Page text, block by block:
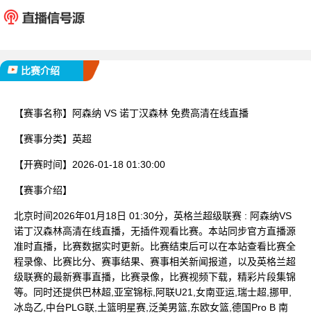
比赛介绍
【赛事名称】 阿森纳 VS 诺丁汉森林 免费高清在线直播
【赛事分类】 英超
【开赛时间】 2026-01-18 01:30:00
【赛事介绍】
北京时间2026年01月18日 01:30分，英格兰超级联赛 : 阿森纳VS
诺丁汉森林高清在线直播，无插件观看比赛。本站同步官方直播源
准时直播，比赛数据实时更新。比赛结束后可以在本站查看比赛全
程录像、比赛比分、赛事结果、赛事相关新闻报道，以及英格兰超
级联赛的最新赛事直播，比赛录像，比赛视频下载，精彩片段集锦
等。同时还提供巴林超,亚室锦标,阿联U21,女南亚运,瑞士超,挪甲,
冰岛乙,中台PLG联,土篮明星赛,泛美男篮,东欧女篮,德国Pro B 南